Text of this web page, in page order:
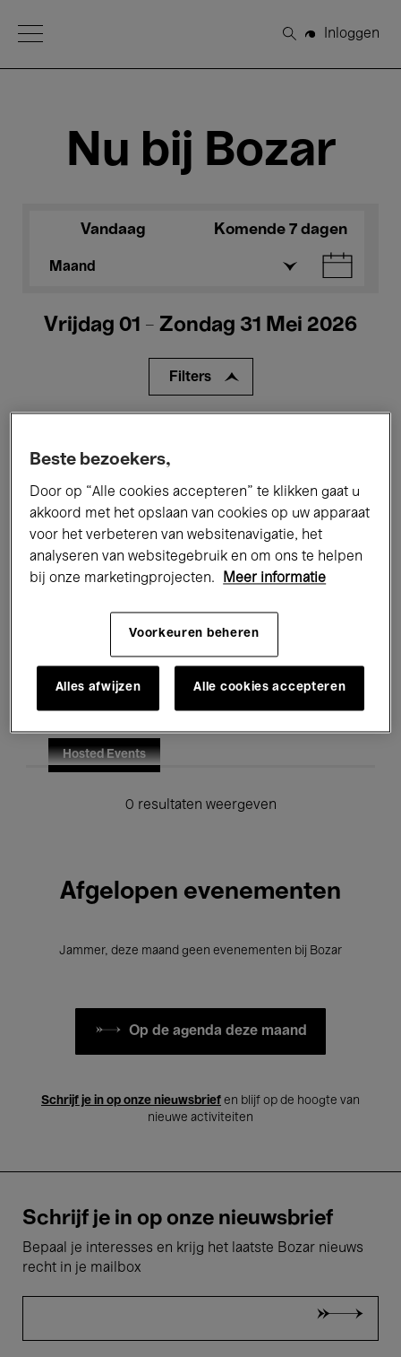
Open Menu
Zoeken
Inloggen
Nu bij Bozar
Vandaag Komende 7 dagen
Maand
Vrijdag 01 - Zondag 31 Mei 2026
Filters
Performances Lezingen & Debatten
Jazz Klassieke Muziek Global Music
Onderwijs Rondleidingen
Hosted Events
0 resultaten weergeven
Afgelopen evenementen
Jammer, deze maand geen evenementen bij Bozar
Op de agenda deze maand
Schrijf je in op onze nieuwsbrief en blijf op de hoogte van
nieuwe activiteiten
Schrijf je in op onze nieuwsbrief
Bepaal je interesses en krijg het laatste Bozar nieuws
recht in je mailbox
Beste bezoekers,
Door op “Alle cookies accepteren” te klikken gaat u
akkoord met het opslaan van cookies op uw apparaat
voor het verbeteren van websitenavigatie, het
analyseren van websitegebruik en om ons te helpen
bij onze marketingprojecten.
Meer informatie
Voorkeuren beheren
Alles afwijzen Alle cookies accepteren